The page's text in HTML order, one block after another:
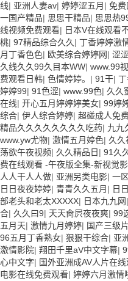
线| 亚洲人妻av| 婷婷涩五月 | 免费
一国产精品| 思思干精品| 思思热
线视频免费观看| 日本V在线观看
桃| 97精品综合久久 | 丁香婷婷激
月丁香色色| 欧美综合婷婷网| 涩
久线久久99久目本WW| www.99
费观看日韩| 色情婷婷。 | 91干|
婷婷99| 91色涩| www.99色| 久久
在线| 开心五月婷婷婷美女| 99婷
综合| 伊人综合婷婷| 超碰成人免费
精品久久久久久久久久吃药| 九九
www.yw尤物| 激情五月婷色| 久久
荡欲午夜视频| 久久精品日 | 91久
费在线观看 -午夜版全集-新视觉
人人干人人做| 亚洲另类电影| 一
日日夜夜婷婷| 青青久久五月 | 日
部老头和老太XXXXX| 日本九九网|
合| 久久曰9| 天天肏屄夜夜爽| 99
五月天| 激情九月婷婷| 国产三级
96五月丁香熟女| 狠狠干综合| 亚
激情影院| 翔田千里aV中文字幕|
心中文字| 国外亚洲成AV人片在
电影在线免费观看| 婷婷六月激情